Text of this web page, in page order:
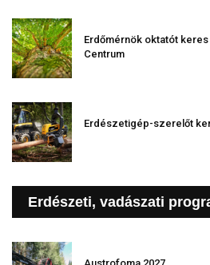
Erdőmérnök oktatót
Centrum
Erdészetigép-szerelőt
Erdészeti, vadászati